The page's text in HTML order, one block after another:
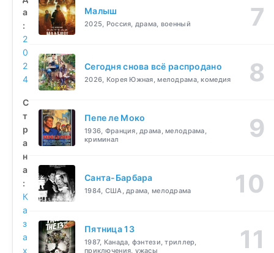
а
:
2
0
2
4
С
т
р
а
н
а
:
К
а
з
а
х
Малыш
2025, Россия, драма, военный
Сегодня снова всё распродано
2026, Корея Южная, мелодрама, комедия
Пепе ле Моко
1936, Франция, драма, мелодрама,
криминал
Санта-Барбара
1984, США, драма, мелодрама
Пятница 13
1987, Канада, фэнтези, триллер,
приключения, ужасы